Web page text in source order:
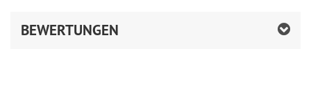
BEWERTUNGEN